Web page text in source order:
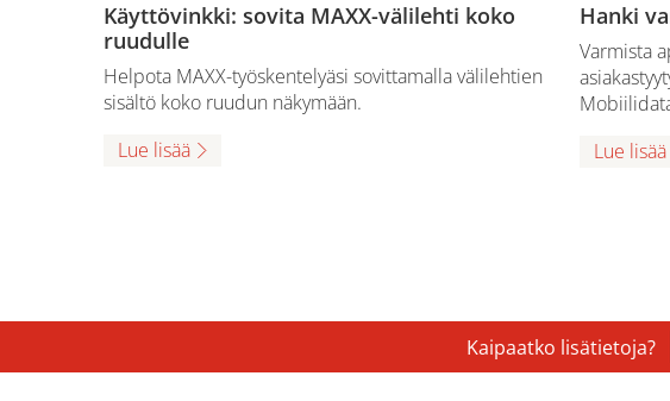
Käyttövinkki: sovita MAXX-välilehti koko
ruudulle
Helpota MAXX-työskentelyäsi sovittamalla välilehtien
sisältö koko ruudun näkymään.
Lue lisää
Hanki
Varmista
Lue lisää
Kaipaatko lisätietoja?